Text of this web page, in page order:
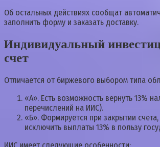
Об остальных действиях сообщат
заполнить форму и заказать доставку.
Индивидуальный
счет
Отличается от биржевого выбором типа
«А». Есть возможность вернуть 13%
перечислений на ИИС).
«Б». Формируется при закрытии
исключить выплаты 13% в пользу
ИИС имеет следующие особенности: